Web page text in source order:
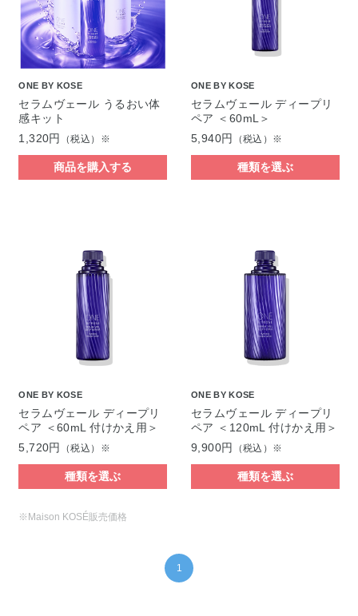
ONE BY KOSE
セラムヴェール うるおい体
感キット
1,320円
（税込）※
商品を購入する
ONE BY KOSE
セラムヴェール ディープリ
ペア ＜60mL＞
5,940円
（税込）※
種類を選ぶ
ONE BY KOSE
セラムヴェール ディープリ
ペア ＜60mL 付けかえ用＞
5,720円
（税込）※
種類を選ぶ
ONE BY KOSE
セラムヴェール ディープリ
ペア ＜120mL 付けかえ用＞
9,900円
（税込）※
種類を選ぶ
※Maison KOSÉ販売価格
1